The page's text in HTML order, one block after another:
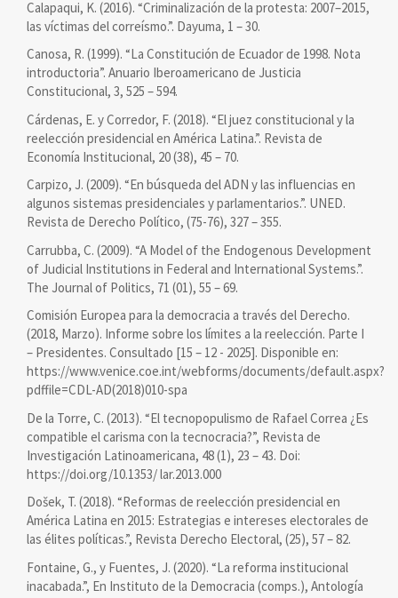
Calapaqui, K. (2016). “Criminalización de la protesta: 2007–2015,
las víctimas del correísmo.”. Dayuma, 1 – 30.
Canosa, R. (1999). “La Constitución de Ecuador de 1998. Nota
introductoria”. Anuario Iberoamericano de Justicia
Constitucional, 3, 525 – 594.
Cárdenas, E. y Corredor, F. (2018). “El juez constitucional y la
reelección presidencial en América Latina.”. Revista de
Economía Institucional, 20 (38), 45 – 70.
Carpizo, J. (2009). “En búsqueda del ADN y las influencias en
algunos sistemas presidenciales y parlamentarios.”. UNED.
Revista de Derecho Político, (75-76), 327 – 355.
Carrubba, C. (2009). “A Model of the Endogenous Development
of Judicial Institutions in Federal and International Systems.”.
The Journal of Politics, 71 (01), 55 – 69.
Comisión Europea para la democracia a través del Derecho.
(2018, Marzo). Informe sobre los límites a la reelección. Parte I
– Presidentes. Consultado [15 – 12 - 2025]. Disponible en:
https://www.venice.coe.int/webforms/documents/default.aspx?
pdffile=CDL-AD(2018)010-spa
De la Torre, C. (2013). “El tecnopopulismo de Rafael Correa ¿Es
compatible el carisma con la tecnocracia?”, Revista de
Investigación Latinoamericana, 48 (1), 23 – 43. Doi:
https://doi.org/10.1353/ lar.2013.000
Došek, T. (2018). “Reformas de reelección presidencial en
América Latina en 2015: Estrategias e intereses electorales de
las élites políticas.”, Revista Derecho Electoral, (25), 57 – 82.
Fontaine, G., y Fuentes, J. (2020). “La reforma institucional
inacabada.”, En Instituto de la Democracia (comps.), Antología